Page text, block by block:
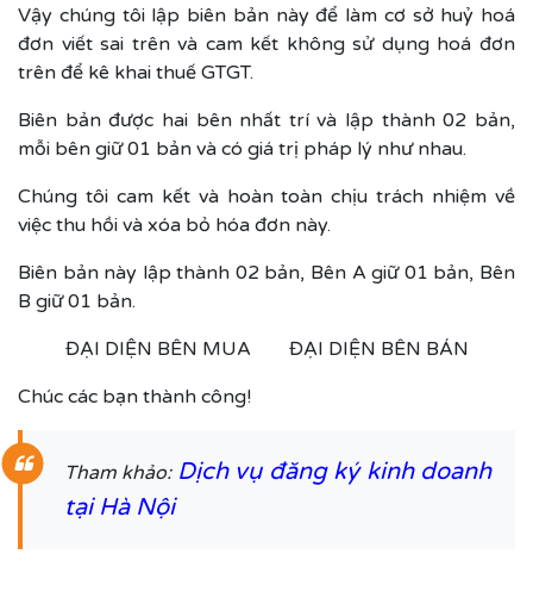
Vậy chúng tôi lập biên bản này để làm cơ sở huỷ hoá
đơn viết sai trên và cam kết không sử dụng hoá đơn
trên để kê khai thuế GTGT.
Biên bản được hai bên nhất trí và lập thành 02 bản,
mỗi bên giữ 01 bản và có giá trị pháp lý như nhau.
Chúng tôi cam kết và hoàn toàn chịu trách nhiệm về
việc thu hồi và xóa bỏ hóa đơn này.
Biên bản này lập thành 02 bản, Bên A giữ 01 bản, Bên
B giữ 01 bản.
ĐẠI DIỆN BÊN MUA ĐẠI DIỆN BÊN BÁN
Chúc các bạn thành công!
Tham khảo: Dịch vụ đăng ký kinh doanh
tại Hà Nội